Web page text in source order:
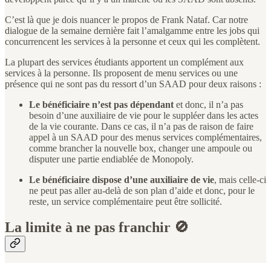
C’est là que je dois nuancer le propos de Frank Nataf. Car notre
dialogue de la semaine dernière fait l’amalgamme entre les jobs qui
concurrencent les services à la personne et ceux qui les complètent.
La plupart des services étudiants apportent un complément aux
services à la personne. Ils proposent de menu services ou une
présence qui ne sont pas du ressort d’un SAAD pour deux raisons :
Le bénéficiaire n’est pas dépendant et donc, il n’a pas
besoin d’une auxiliaire de vie pour le suppléer dans les actes
de la vie courante. Dans ce cas, il n’a pas de raison de faire
appel à un SAAD pour des menus services complémentaires,
comme brancher la nouvelle box, changer une ampoule ou
disputer une partie endiablée de Monopoly.
Le bénéficiaire dispose d’une auxiliaire de vie, mais celle-ci
ne peut pas aller au-delà de son plan d’aide et donc, pour le
reste, un service complémentaire peut être sollicité.
La limite à ne pas franchir 🚫